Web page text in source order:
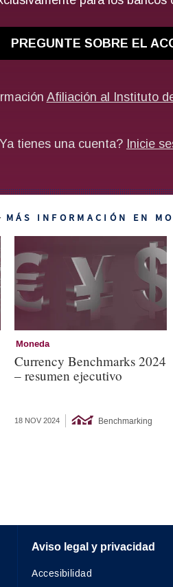
MÁS INFORMACIÓN EN
Moneda
Currency Benchmarks 2024
– resumen ejecutivo
18 NOV 2024 Benchmarking
Aviso legal y privacidad
Accesibilidad